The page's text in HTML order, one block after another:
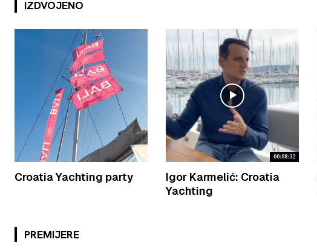
IZDVOJENO
Croatia Yachting party
00:08:32
Igor Karmelić: Croatia
Yachting
PREMIJERE